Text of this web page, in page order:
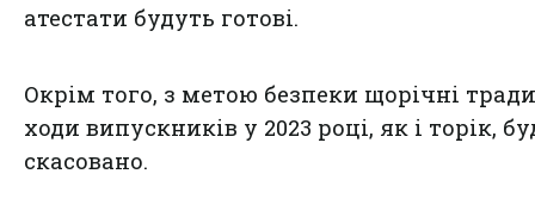
атестати будуть готові.
Окрім того, з метою безпеки щорічні
ходи випускників у 2023 році, як і торік,
скасовано.